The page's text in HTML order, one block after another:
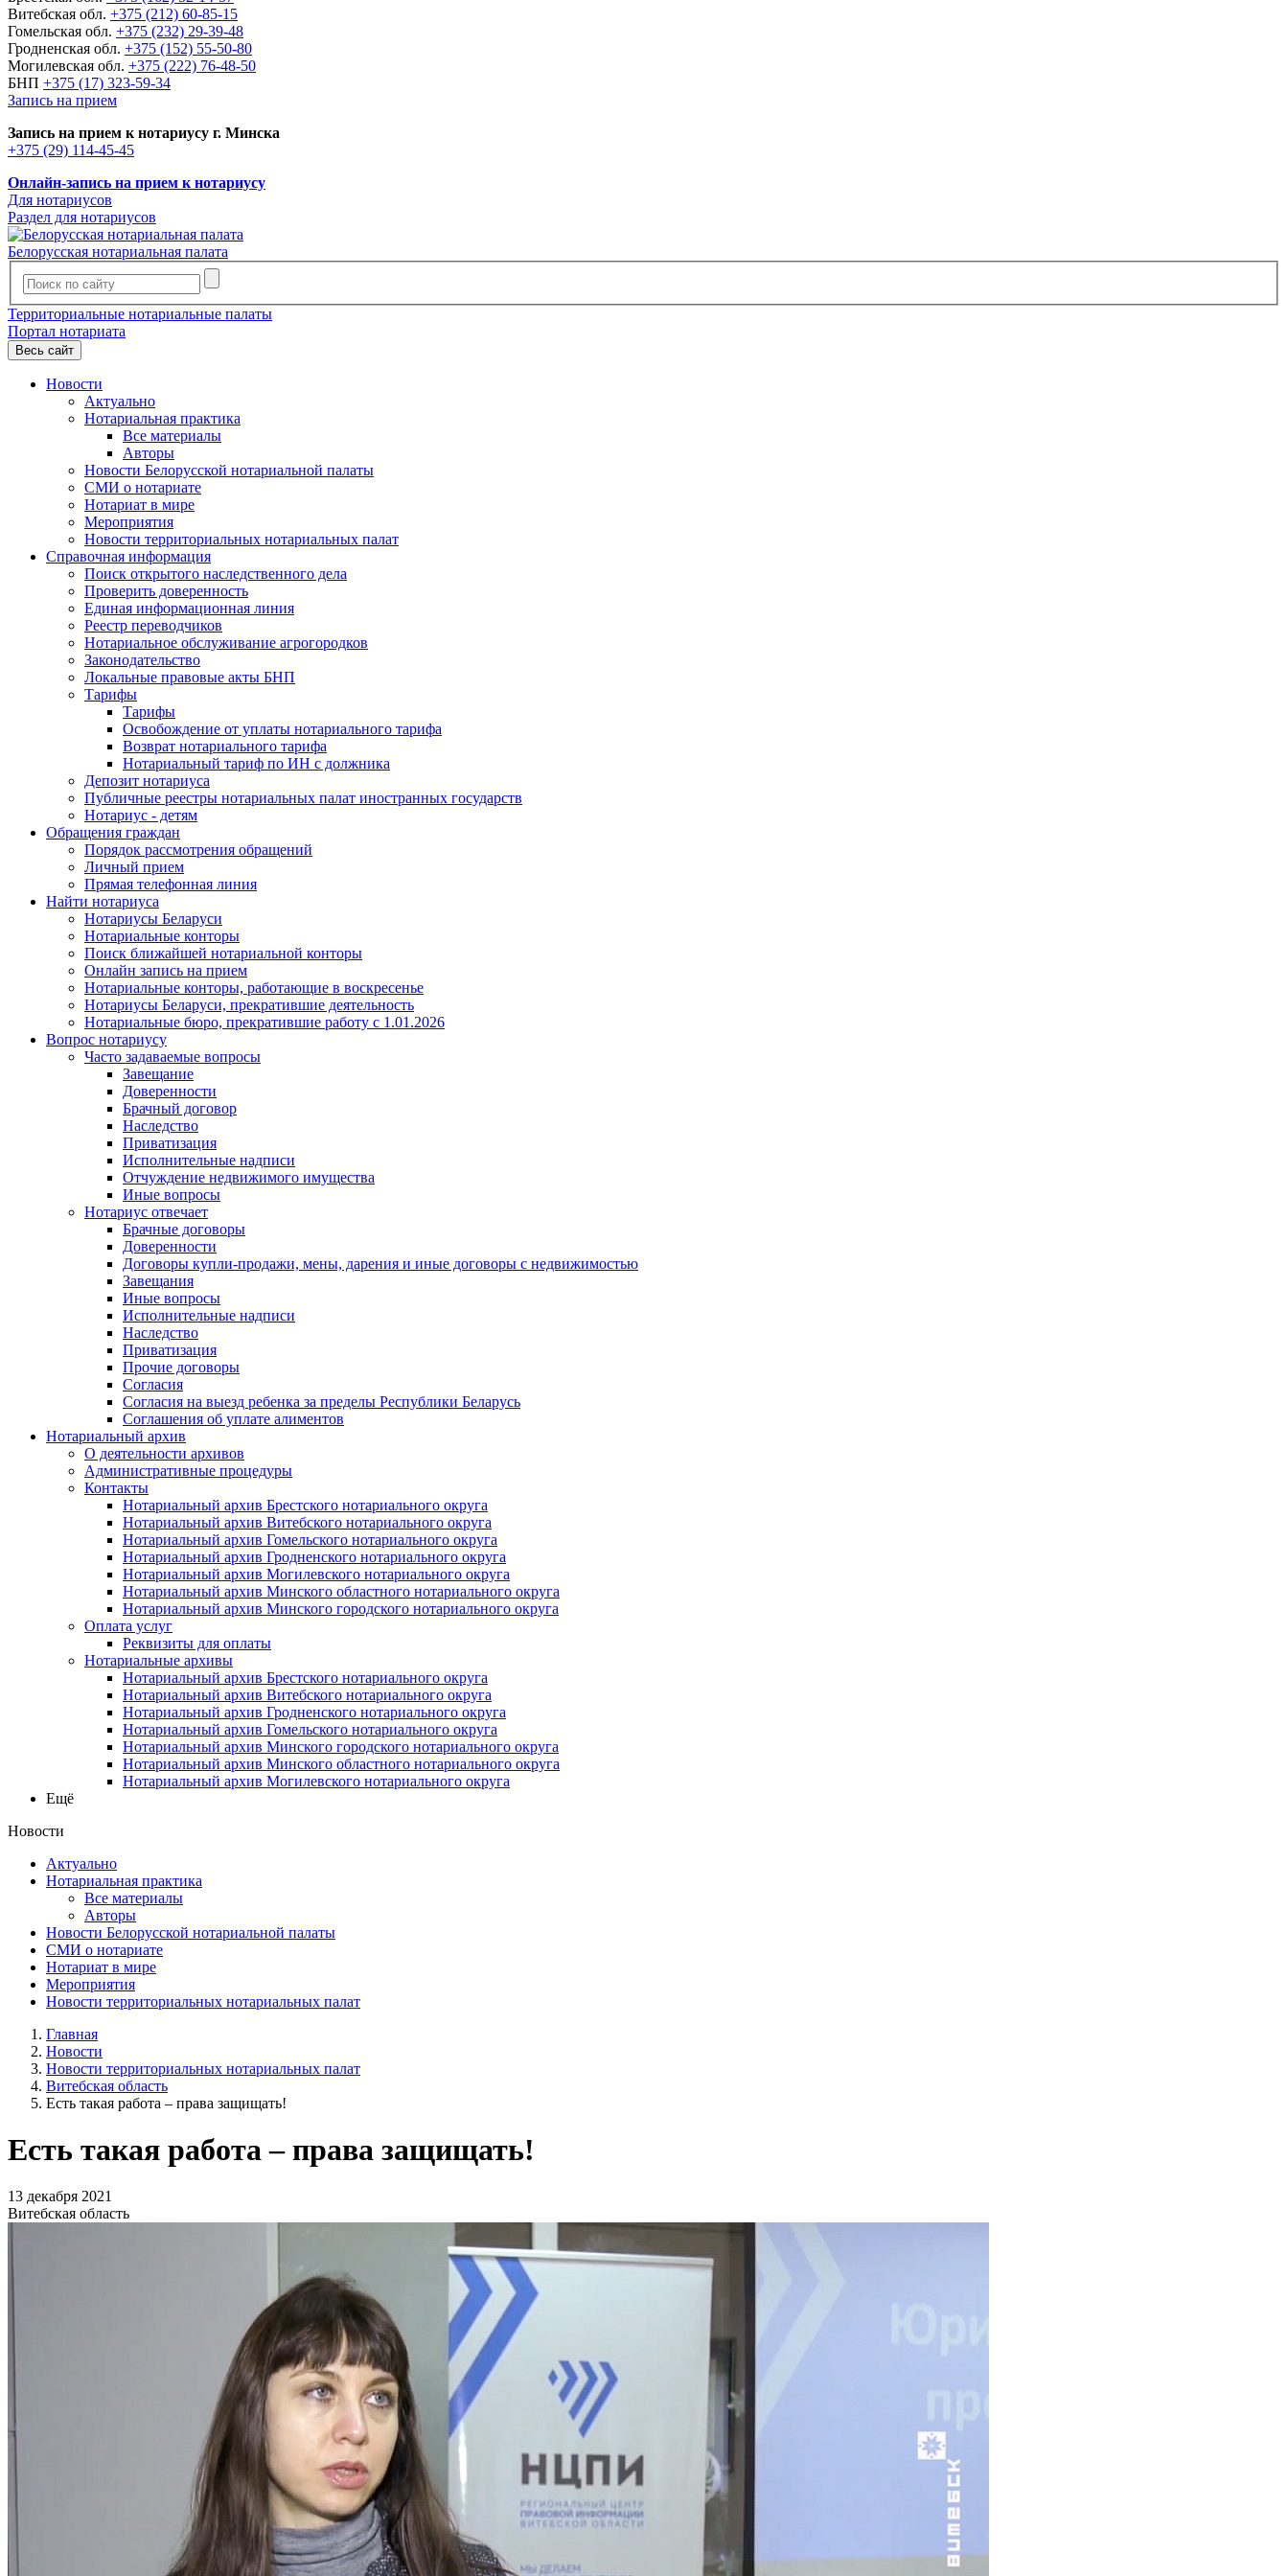
Витебская обл. +375 (212) 60-85-15
Гомельская обл. +375 (232) 29-39-48
Гродненская обл. +375 (152) 55-50-80
Могилевская обл. +375 (222) 76-48-50
БНП +375 (17) 323-59-34
Запись на прием
Запись на прием к нотариусу г. Минска
+375 (29) 114-45-45
Онлайн-запись на прием к нотариусу
Для нотариусов
Раздел для нотариусов
Белорусская нотариальная палата
Территориальные нотариальные палаты
Портал нотариата
Весь сайт
Новости
Актуально
Нотариальная практика
Все материалы
Авторы
Новости Белорусской нотариальной палаты
СМИ о нотариате
Нотариат в мире
Мероприятия
Новости территориальных нотариальных палат
Справочная информация
Поиск открытого наследственного дела
Проверить доверенность
Единая информационная линия
Реестр переводчиков
Нотариальное обслуживание агрогородков
Законодательство
Локальные правовые акты БНП
Тарифы
Тарифы
Освобождение от уплаты нотариального тарифа
Возврат нотариального тарифа
Нотариальный тариф по ИН с должника
Депозит нотариуса
Публичные реестры нотариальных палат иностранных государств
Нотариус - детям
Обращения граждан
Порядок рассмотрения обращений
Личный прием
Прямая телефонная линия
Найти нотариуса
Нотариусы Беларуси
Нотариальные конторы
Поиск ближайшей нотариальной конторы
Онлайн запись на прием
Нотариальные конторы, работающие в воскресенье
Нотариусы Беларуси, прекратившие деятельность
Нотариальные бюро, прекратившие работу с 1.01.2026
Вопрос нотариусу
Часто задаваемые вопросы
Завещание
Доверенности
Брачный договор
Наследство
Приватизация
Исполнительные надписи
Отчуждение недвижимого имущества
Иные вопросы
Нотариус отвечает
Брачные договоры
Доверенности
Договоры купли-продажи, мены, дарения и иные договоры с недвижимостью
Завещания
Иные вопросы
Исполнительные надписи
Наследство
Приватизация
Прочие договоры
Согласия
Согласия на выезд ребенка за пределы Республики Беларусь
Соглашения об уплате алиментов
Нотариальный архив
О деятельности архивов
Административные процедуры
Контакты
Нотариальный архив Брестского нотариального округа
Нотариальный архив Витебского нотариального округа
Нотариальный архив Гомельского нотариального округа
Нотариальный архив Гродненского нотариального округа
Нотариальный архив Могилевского нотариального округа
Нотариальный архив Минского областного нотариального округа
Нотариальный архив Минского городского нотариального округа
Оплата услуг
Реквизиты для оплаты
Нотариальные архивы
Нотариальный архив Брестского нотариального округа
Нотариальный архив Витебского нотариального округа
Нотариальный архив Гродненского нотариального округа
Нотариальный архив Гомельского нотариального округа
Нотариальный архив Минского городского нотариального округа
Нотариальный архив Минского областного нотариального округа
Нотариальный архив Могилевского нотариального округа
Ещё
Новости
Актуально
Нотариальная практика
Все материалы
Авторы
Новости Белорусской нотариальной палаты
СМИ о нотариате
Нотариат в мире
Мероприятия
Новости территориальных нотариальных палат
Главная
Новости
Новости территориальных нотариальных палат
Витебская область
Есть такая работа – права защищать!
Есть такая работа – права защищать!
13 декабря 2021
Витебская область